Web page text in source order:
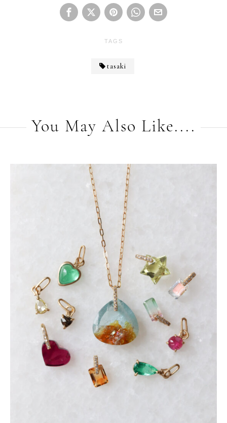
TAGS
tasaki
You May Also Like....